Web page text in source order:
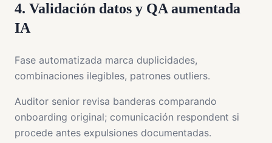
4. Validación datos y QA aumentada
IA
Fase automatizada marca duplicidades,
combinaciones ilegibles, patrones outliers.
Auditor senior revisa banderas comparando
onboarding original; comunicación respondent si
procede antes expulsiones documentadas.